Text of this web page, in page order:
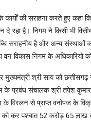
की सराहना करते हुए कहा
दे रहा है। निगम ने किसी भी
सराहनीय है और अन्य संस्थाओं
वन विकास निगम के अधिकारियों
श्री साय को छत्तीसगढ़
के प्रबंध संचालक श्री तपेश कुमार
के विरलन से प्राप्त वनोपज
कर पश्चात 52 करोड़ 65 लाख